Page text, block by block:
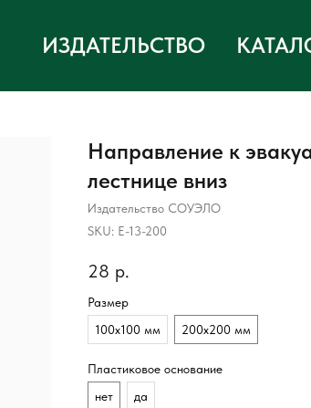
ИЗДАТЕЛЬСТВО
Направление к
лестнице вниз
Издательство СОУЭЛО
SKU: Е-13-200
28 р.
Размер
100х100 мм
200х200 мм
Пластиковое основание
нет
да